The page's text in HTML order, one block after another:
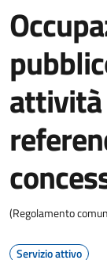
(Regolamento
Servizio attivo